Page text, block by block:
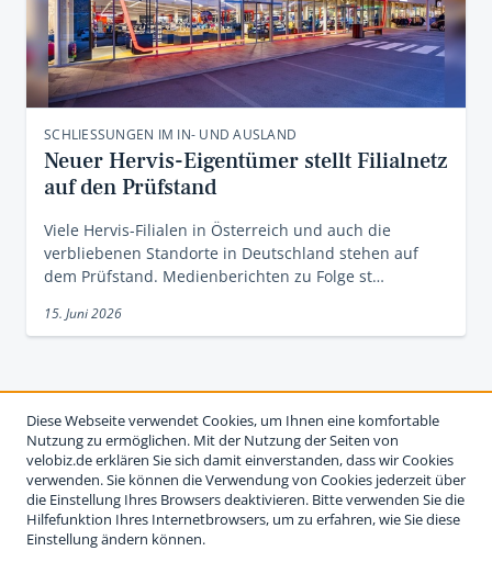
SCHLIESSUNGEN IM IN- UND AUSLAND
Neuer Hervis-Eigentümer stellt Filialnetz
auf den Prüfstand
Viele Hervis-Filialen in Österreich und auch die
verbliebenen Standorte in Deutschland stehen auf
dem Prüfstand. Medienberichten zu Folge st…
15. Juni 2026
Diese Webseite verwendet Cookies, um Ihnen eine komfortable
Nutzung zu ermöglichen. Mit der Nutzung der Seiten von
velobiz.de erklären Sie sich damit einverstanden, dass wir Cookies
verwenden. Sie können die Verwendung von Cookies jederzeit über
die Einstellung Ihres Browsers deaktivieren. Bitte verwenden Sie die
Hilfefunktion Ihres Internetbrowsers, um zu erfahren, wie Sie diese
Einstellung ändern können.